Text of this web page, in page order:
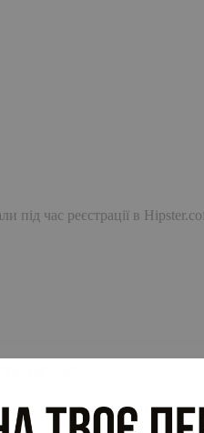
під час реєстрації в
на адресу
ще один запит.